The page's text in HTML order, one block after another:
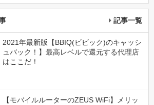
記事一覧
2021年最新版【BBIQ(ビビック)のキャッシ
ュバック！】最高レベルで還元する代理店
はここだ！
【モバイルルーターのZEUS WiFi】メリッ